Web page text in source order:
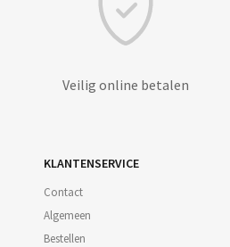
Veilig online betalen
KLANTENSERVICE
Contact
Algemeen
Bestellen